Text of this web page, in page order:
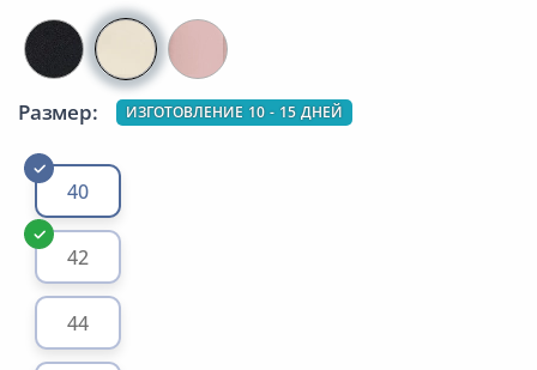
Размер: ИЗГОТОВЛЕНИЕ 10 - 15 ДНЕЙ
40
42
44